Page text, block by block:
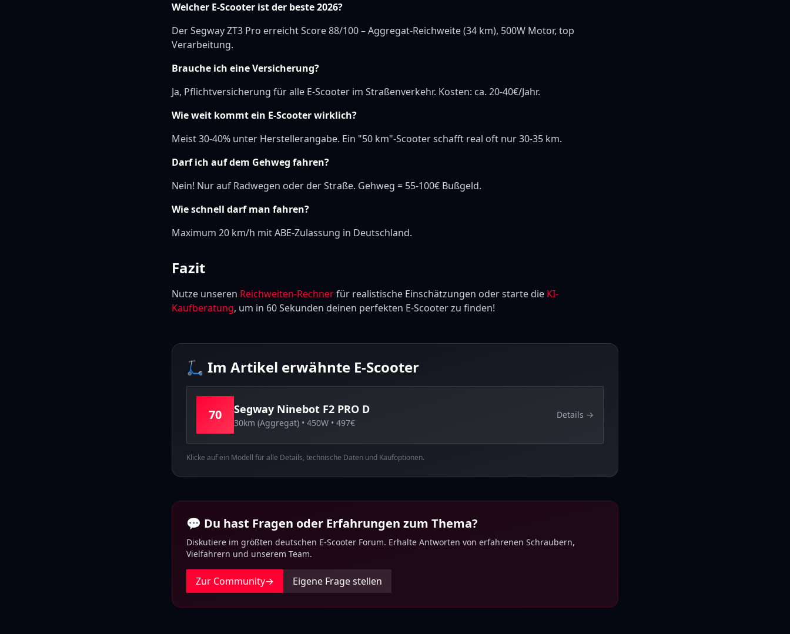
Welcher E-Scooter ist der beste 2026?
Der Segway ZT3 Pro erreicht Score 88/100 – Aggregat-Reichweite (34 km), 500W Motor, top
Verarbeitung.
Brauche ich eine Versicherung?
Ja, Pflichtversicherung für alle E-Scooter im Straßenverkehr. Kosten: ca. 20-40€/Jahr.
Wie weit kommt ein E-Scooter wirklich?
Meist 30-40% unter Herstellerangabe. Ein "50 km"-Scooter schafft real oft nur 30-35 km.
Darf ich auf dem Gehweg fahren?
Nein! Nur auf Radwegen oder der Straße. Gehweg = 55-100€ Bußgeld.
Wie schnell darf man fahren?
Maximum 20 km/h mit ABE-Zulassung in Deutschland.
Fazit
Nutze unseren Reichweiten-Rechnerfür realistische Einschätzungen oder starte die KI-
Kaufberatung, um in 60 Sekunden deinen perfekten E-Scooter zu finden!
🛴 Im Artikel erwähnte E-Scooter
70 Segway Ninebot F2 PRO D
30km (Aggregat) • 450W • 497€
Details →
Klicke auf ein Modell für alle Details, technische Daten und Kaufoptionen.
💬 Du hast Fragen oder Erfahrungen zum Thema?
Diskutiere im größten deutschen E-Scooter Forum. Erhalte Antworten von erfahrenen Schraubern,
Vielfahrern und unserem Team.
Zur Community→ Eigene Frage stellen